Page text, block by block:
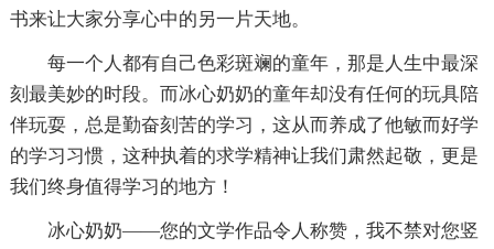
书来让大家分享心中的另一片天地。
每一个人都有自己色彩斑斓的童年，那是人生中最深
刻最美妙的时段。而冰心奶奶的童年却没有任何的玩具陪
伴玩耍，总是勤奋刻苦的学习，这从而养成了他敏而好学
的学习习惯，这种执着的求学精神让我们肃然起敬，更是
我们终身值得学习的地方！
冰心奶奶——您的文学作品令人称赞，我不禁对您竖